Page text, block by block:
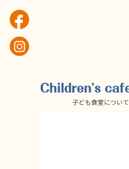
子ども食堂について